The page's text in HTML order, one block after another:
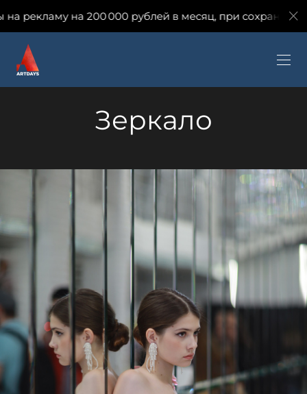
200 000 рублей в месяц, при сохранении
Зеркало